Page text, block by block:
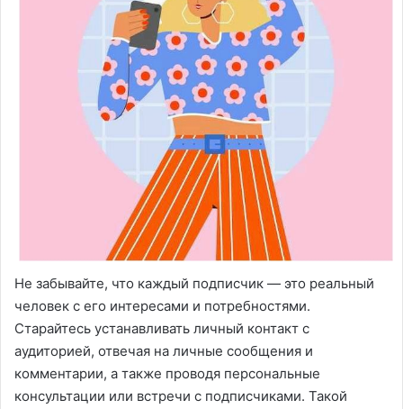
Не забывайте, что каждый подписчик — это реальный
человек с его интересами и потребностями.
Старайтесь устанавливать личный контакт с
аудиторией, отвечая на личные сообщения и
комментарии, а также проводя персональные
консультации или встречи с подписчиками. Такой